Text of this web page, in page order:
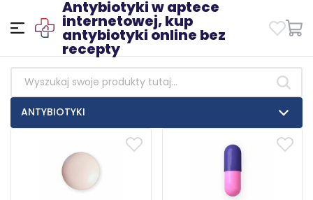
Antybiotyki w aptece
internetowej, kup
antybiotyki online bez
recepty
ANTYBIOTYKI